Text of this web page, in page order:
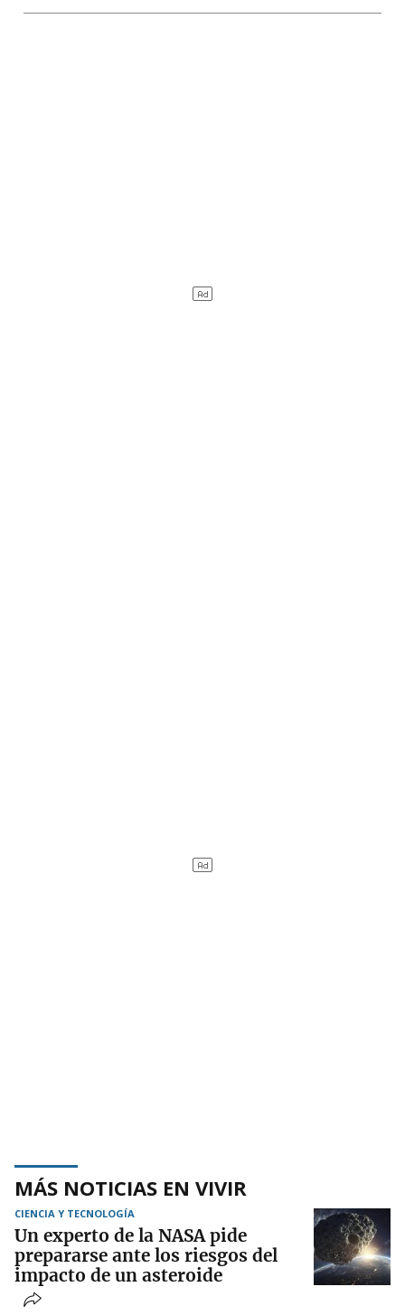
MÁS NOTICIAS EN VIVIR
CIENCIA Y TECNOLOGÍA
Un experto de la NASA pide
prepararse ante los riesgos del
impacto de un asteroide